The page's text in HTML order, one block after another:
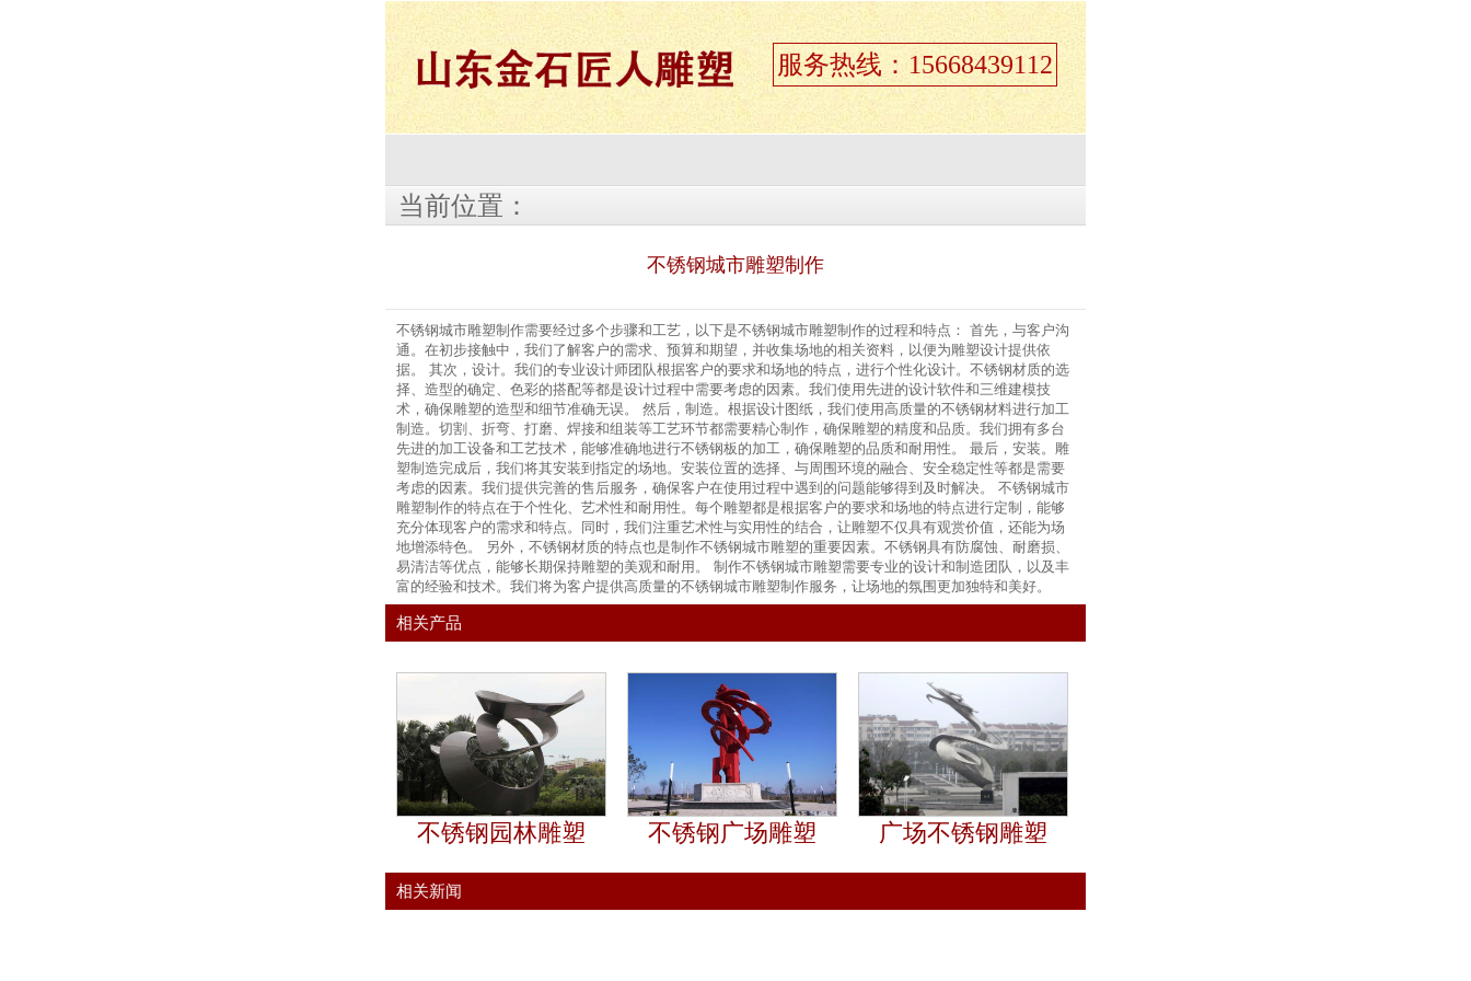
服务热线：15668439112
当前位置：
不锈钢城市雕塑制作
不锈钢城市雕塑制作需要经过多个步骤和工艺，以下是不锈钢城市雕塑制作的过程和特点： 首先，与客户沟
通。在初步接触中，我们了解客户的需求、预算和期望，并收集场地的相关资料，以便为雕塑设计提供依
据。 其次，设计。我们的专业设计师团队根据客户的要求和场地的特点，进行个性化设计。不锈钢材质的选
择、造型的确定、色彩的搭配等都是设计过程中需要考虑的因素。我们使用先进的设计软件和三维建模技
术，确保雕塑的造型和细节准确无误。 然后，制造。根据设计图纸，我们使用高质量的不锈钢材料进行加工
制造。切割、折弯、打磨、焊接和组装等工艺环节都需要精心制作，确保雕塑的精度和品质。我们拥有多台
先进的加工设备和工艺技术，能够准确地进行不锈钢板的加工，确保雕塑的品质和耐用性。 最后，安装。雕
塑制造完成后，我们将其安装到指定的场地。安装位置的选择、与周围环境的融合、安全稳定性等都是需要
考虑的因素。我们提供完善的售后服务，确保客户在使用过程中遇到的问题能够得到及时解决。 不锈钢城市
雕塑制作的特点在于个性化、艺术性和耐用性。每个雕塑都是根据客户的要求和场地的特点进行定制，能够
充分体现客户的需求和特点。同时，我们注重艺术性与实用性的结合，让雕塑不仅具有观赏价值，还能为场
地增添特色。 另外，不锈钢材质的特点也是制作不锈钢城市雕塑的重要因素。不锈钢具有防腐蚀、耐磨损、
易清洁等优点，能够长期保持雕塑的美观和耐用。 制作不锈钢城市雕塑需要专业的设计和制造团队，以及丰
富的经验和技术。我们将为客户提供高质量的不锈钢城市雕塑制作服务，让场地的氛围更加独特和美好。
相关产品
不锈钢园林雕塑 不锈钢广场雕塑 广场不锈钢雕塑
相关新闻